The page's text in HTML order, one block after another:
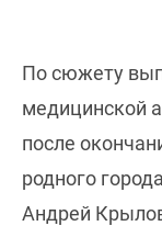
По сюжету
медицинской
после
родного
Андрей